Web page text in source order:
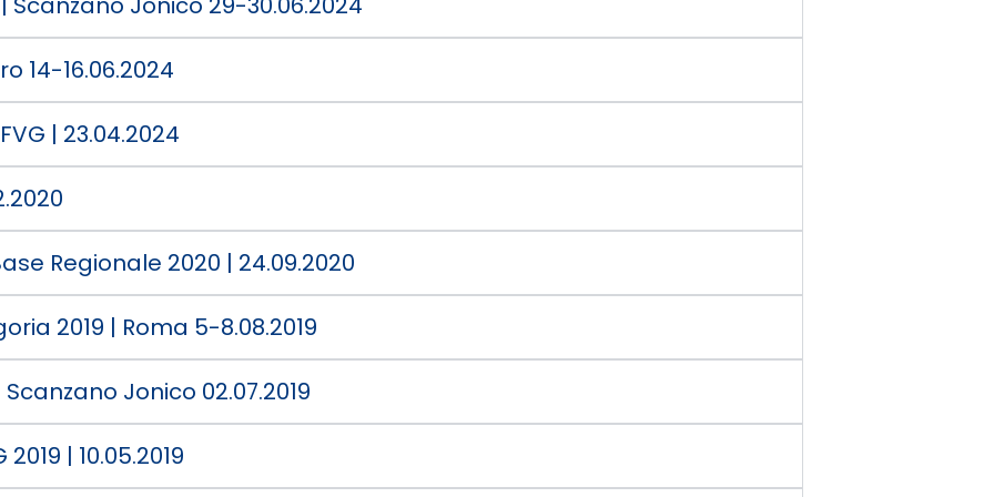
14-16.06.2024
| 23.04.2024
Regionale 2020 | 24.09.2020
2019 | Roma 5-8.08.2019
Jonico 02.07.2019
| 10.05.2019